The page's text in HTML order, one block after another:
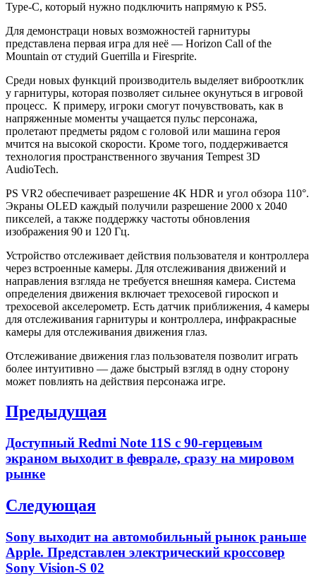
Type-C, который нужно подключить напрямую к PS5.
Для демонстраци новых возможностей гарнитуры
представлена первая игра для неё — Horizon Call of the
Mountain от студий Guerrilla и Firesprite.
Среди новых функций производитель выделяет виброотклик
у гарнитуры, которая позволяет сильнее окунуться в игровой
процесс. К примеру, игроки смогут почувствовать, как в
напряженные моменты учащается пульс персонажа,
пролетают предметы рядом с головой или машина героя
мчится на высокой скорости. Кроме того, поддерживается
технология пространственного звучания Tempest 3D
AudioTech.
PS VR2 обеспечивает разрешение 4K HDR и угол обзора 110°.
Экраны OLED каждый получили разрешение 2000 х 2040
пикселей, а также поддержку частоты обновления
изображения 90 и 120 Гц.
Устройство отслеживает действия пользователя и контроллера
через встроенные камеры. Для отслеживания движений и
направления взгляда не требуется внешняя камера. Система
определения движения включает трехосевой гироскоп и
трехосевой акселерометр. Есть датчик приближения, 4 камеры
для отслеживания гарнитуры и контроллера, инфракрасные
камеры для отслеживания движения глаз.
Отслеживание движения глаз пользователя позволит играть
более интуитивно — даже быстрый взгляд в одну сторону
может повлиять на действия персонажа игре.
Навигация
записям
Предыдущая
Previous
post:
Доступный Redmi Note 11S с 90-герцевым
экраном выходит в феврале, сразу на мировом
рынке
Следующая
Next
post:
Sony выходит на автомобильный рынок раньше
Apple. Представлен электрический кроссовер
Sony Vision-S 02